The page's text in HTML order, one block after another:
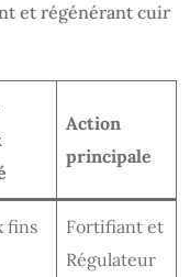
et régénérant cuir
Action
principale
fins
Fortifiant et
Régulateur